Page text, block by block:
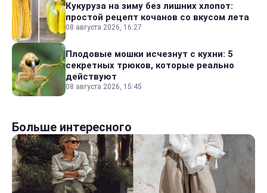
Кукуруза на зиму без лишних хлопот:
простой рецепт кочанов со вкусом лета
08 августа 2026, 16:27
Плодовые мошки исчезнут с кухни: 5
секретных трюков, которые реально
действуют
08 августа 2026, 15:45
Больше интересного